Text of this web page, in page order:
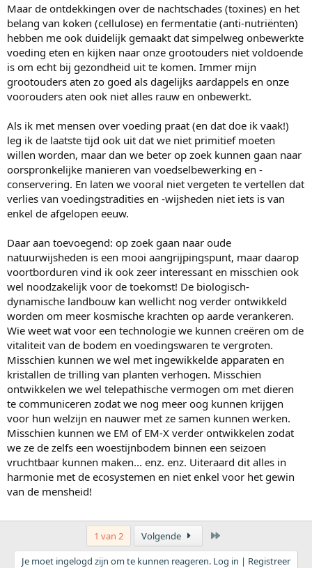
Maar de ontdekkingen over de nachtschades (toxines) en het
belang van koken (cellulose) en fermentatie (anti-nutriënten)
hebben me ook duidelijk gemaakt dat simpelweg onbewerkte
voeding eten en kijken naar onze grootouders niet voldoende
is om echt bij gezondheid uit te komen. Immer mijn
grootouders aten zo goed als dagelijks aardappels en onze
voorouders aten ook niet alles rauw en onbewerkt.
Als ik met mensen over voeding praat (en dat doe ik vaak!)
leg ik de laatste tijd ook uit dat we niet primitief moeten
willen worden, maar dan we beter op zoek kunnen gaan naar
oorspronkelijke manieren van voedselbewerking en -
conservering. En laten we vooral niet vergeten te vertellen dat
verlies van voedingstradities en -wijsheden niet iets is van
enkel de afgelopen eeuw.
Daar aan toevoegend: op zoek gaan naar oude
natuurwijsheden is een mooi aangrijpingspunt, maar daarop
voortborduren vind ik ook zeer interessant en misschien ook
wel noodzakelijk voor de toekomst! De biologisch-
dynamische landbouw kan wellicht nog verder ontwikkeld
worden om meer kosmische krachten op aarde verankeren.
Wie weet wat voor een technologie we kunnen creëren om de
vitaliteit van de bodem en voedingswaren te vergroten.
Misschien kunnen we wel met ingewikkelde apparaten en
kristallen de trilling van planten verhogen. Misschien
ontwikkelen we wel telepathische vermogen om met dieren
te communiceren zodat we nog meer oog kunnen krijgen
voor hun welzijn en nauwer met ze samen kunnen werken.
Misschien kunnen we EM of EM-X verder ontwikkelen zodat
we ze de zelfs een woestijnbodem binnen een seizoen
vruchtbaar kunnen maken... enz. enz. Uiteraard dit alles in
harmonie met de ecosystemen en niet enkel voor het gewin
van de mensheid!
1 van 2 Volgende
Je moet ingelogd zijn om te kunnen reageren. Log in | Registreer